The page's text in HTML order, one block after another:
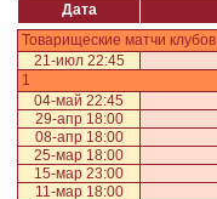
Дата
Товарищеские матчи клубов
21-июл 22:45
1
04-май 22:45
29-апр 18:00
08-апр 18:00
25-мар 18:00
15-мар 23:00
11-мар 18:00